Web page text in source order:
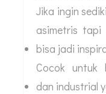
Jika ingin
asimetris
bisa jadi
Cocok untuk
dan industrial